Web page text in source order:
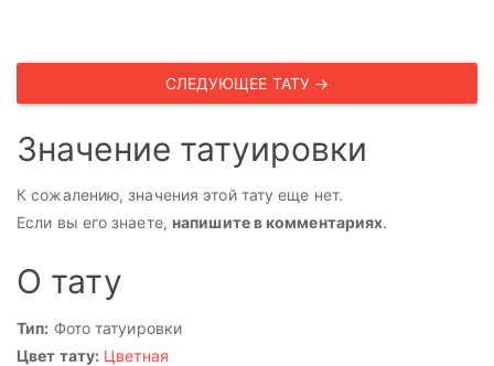
СЛЕДУЮЩЕЕ ТАТУ →
Значение татуировки
К сожалению, значения этой тату еще нет.
Если вы его знаете, напишите в комментариях.
О тату
Тип: Фото татуировки
Цвет тату: Цветная